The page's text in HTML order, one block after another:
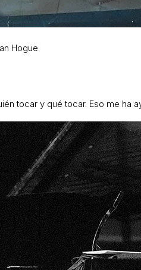
Hogue
tocar y qué tocar. Eso me ha